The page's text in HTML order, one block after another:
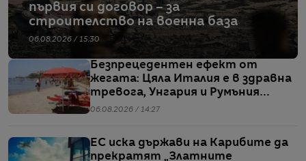
първия си договор – за
строителство на военна база
06.08.2026 / 15:30
Безпрецедентен ефект от
жегата: Цяла Италия е в здравна
тревога, Унгария и Румъния
пестят електричество
06.08.2026 / 14:27
ЕС иска държави на Карибите да
прекратят „Златните